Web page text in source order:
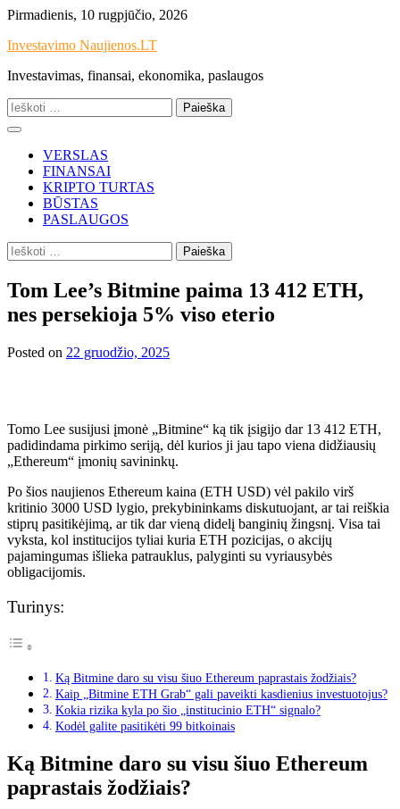
Skip
content
Pirmadienis, 10 rugpjūčio, 2026
Investavimo Naujienos.LT
Investavimas, finansai, ekonomika, paslaugos
Ieškoti:
VERSLAS
FINANSAI
KRIPTO TURTAS
BŪSTAS
PASLAUGOS
Ieškoti:
Tom Lee’s Bitmine paima 13 412 ETH,
nes persekioja 5% viso eterio
Posted on 22 gruodžio, 2025
Tomo Lee susijusi įmonė „Bitmine“ ką tik įsigijo dar 13 412 ETH,
padidindama pirkimo seriją, dėl kurios ji jau tapo viena didžiausių
„Ethereum“ įmonių savininkų.
Po šios naujienos Ethereum kaina (ETH USD) vėl pakilo virš
kritinio 3000 USD lygio, prekybininkams diskutuojant, ar tai reiškia
stiprų pasitikėjimą, ar tik dar vieną didelį banginių žingsnį. Visa tai
vyksta, kol institucijos tyliai kuria ETH pozicijas, o akcijų
pajamingumas išlieka patrauklus, palyginti su vyriausybės
obligacijomis.
Turinys:
Ką Bitmine daro su visu šiuo Ethereum paprastais žodžiais?
Kaip „Bitmine ETH Grab“ gali paveikti kasdienius investuotojus?
Kokia rizika kyla po šio „institucinio ETH“ signalo?
Kodėl galite pasitikėti 99 bitkoinais
Ką Bitmine daro su visu šiuo Ethereum
paprastais žodžiais?